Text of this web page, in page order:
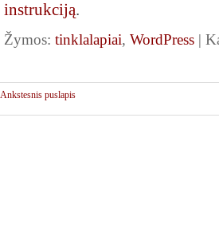
instrukciją.
Žymos: tinklalapiai, WordPress |
Ankstesnis puslapis